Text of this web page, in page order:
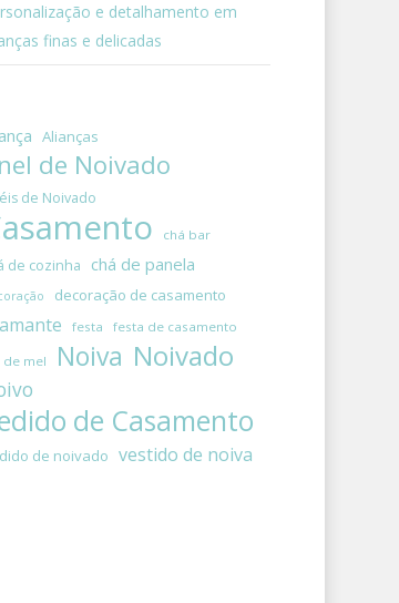
e detalhamento em
finas e delicadas
Alianças
de Noivado
de Noivado
chá bar
de cozinha chá de panela
decoração de casamento
festa festa de casamento
de mel Noiva Noivado
de Casamento
de noivado vestido de noiva